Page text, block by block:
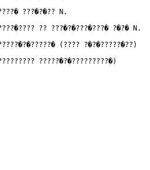
???�?�?? N.
?? ???�?�???�???� ?�?� N.
(???? ?�?�?????�??)
?????�?�?????????�)